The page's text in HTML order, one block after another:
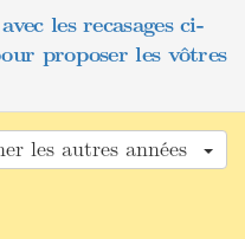
les recasages ci-
proposer les vôtres
les autres années